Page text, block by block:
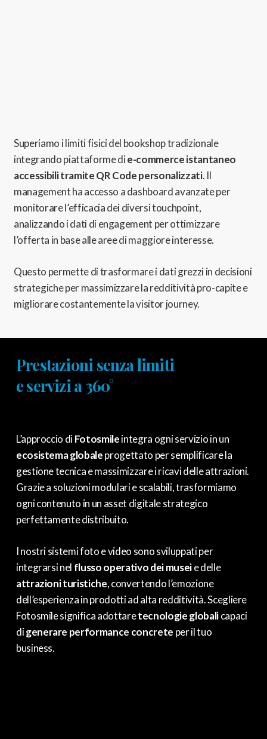
Superiamo i limiti fisici del bookshop tradizionale
integrando piattaforme die-commerce istantaneo
accessibili tramite QR Code personalizzati. Il
management ha accesso a dashboard avanzate per
monitorare l’efficacia dei diversi touchpoint,
analizzando i dati di engagement per ottimizzare
l’offerta in base alle aree di maggiore interesse.
Questo permette di trasformare i dati grezzi in decisioni
strategiche per massimizzare la redditività pro-capite e
migliorare costantemente la visitor journey.
Prestazioni senza limiti
e servizi a 360°
L’approccio diFotosmileintegra ogni servizio in un
ecosistema globaleprogettato per semplificare la
gestione tecnica e massimizzare i ricavi delle attrazioni.
Grazie a soluzioni modulari e scalabili, trasformiamo
ogni contenuto in un asset digitale strategico
perfettamente distribuito.
I nostri sistemi foto e video sono sviluppati per
integrarsi nel flusso operativo dei museie delle
attrazioni turistiche, convertendo l’emozione
dell’esperienza in prodotti ad alta redditività. Scegliere
Fotosmile significa adottaretecnologie globalicapaci
digenerare performance concrete per il tuo
business.